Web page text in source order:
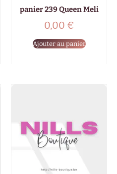
panier 239 Queen Meli
0,00 €
Ajouter au panier